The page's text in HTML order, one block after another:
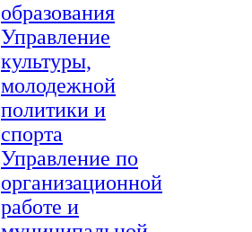
образования
Управление
культуры,
молодежной
политики и
спорта
Управление по
организационной
работе и